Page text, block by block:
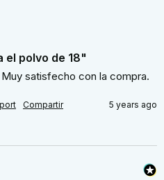
el polvo de 18"
satisfecho con la compra.
Compartir 5 years ago